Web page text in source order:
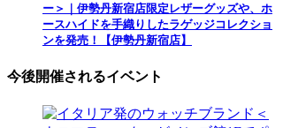
ー＞｜伊勢丹新宿店限定レザーグッズや、ホ
ースハイドを手織りしたラゲッジコレクショ
ンを発売！【伊勢丹新宿店】
今後開催されるイベント